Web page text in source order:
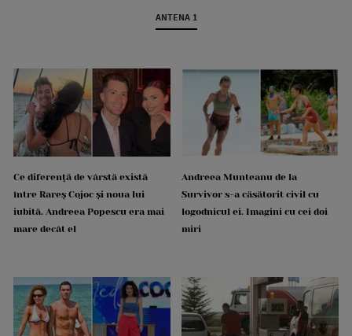
ANTENA 1
Ce diferență de vârstă există
între Rareș Cojoc și noua lui
iubită. Andreea Popescu era mai
mare decât el
Andreea Munteanu de la
Survivor s-a căsătorit civil cu
logodnicul ei. Imagini cu cei doi
miri